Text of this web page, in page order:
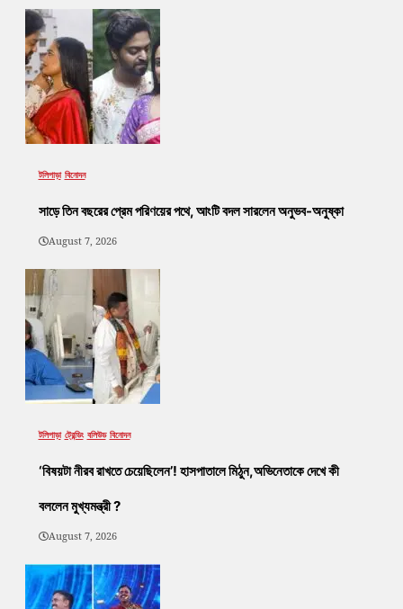
টলিপাড়া বিনোদন
সাড়ে তিন বছরের প্রেম পরিণয়ের পথে, আংটি বদল সারলেন অনুভব-অনুষ্কা
August 7, 2026
টলিপাড়া ট্রেন্ডিং বলিউড বিনোদন
‘বিষয়টা নীরব রাখতে চেয়েছিলেন’! হাসপাতালে মিঠুন,অভিনেতাকে দেখে কী
বললেন মুখ্যমন্ত্রী ?
August 7, 2026